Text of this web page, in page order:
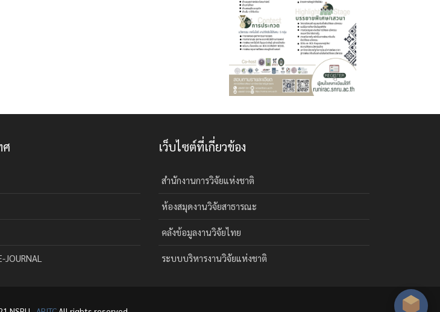
ศ เว็บไซต์ที่เกี่ยวข้อง
สำนักงานการวิจัยแห่งชาติ
ห้องสมุดงานวิจัยสาธารณะ
คลังข้อมูลงานวิจัยไทย
ระบบบริหารงานวิจัยแห่งชาติ